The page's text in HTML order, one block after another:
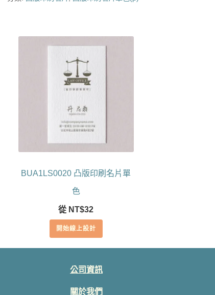
BUA1LS0020 凸版印刷名片單
色
從 NT$32
開始線上設計
公司資訊
關於我們